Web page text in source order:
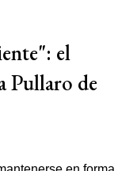
el
Pullaro de